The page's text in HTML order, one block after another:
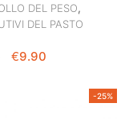
DEL PESO,
DEL PASTO
IL
€9.90
ATTUALE-25%